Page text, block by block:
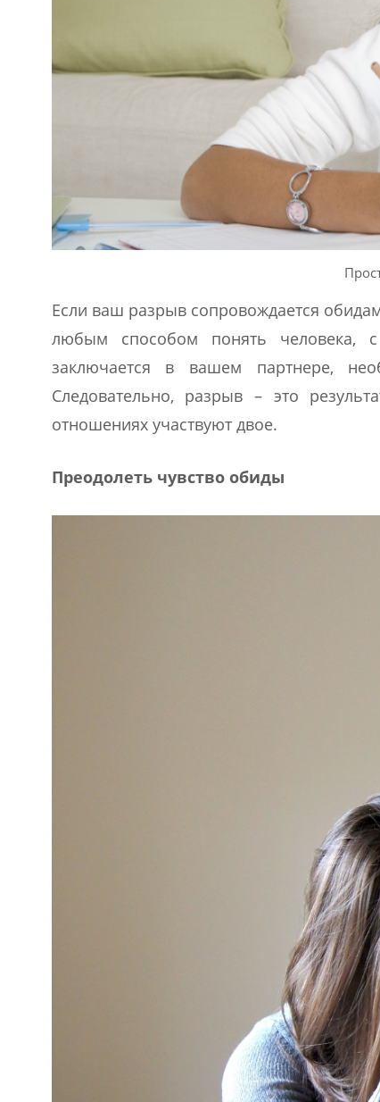
Если ваш разрыв сопровождается
любым способом понять человека,
заключается в вашем партнере,
Следовательно, разрыв – это
отношениях участвуют двое.
Преодолеть чувство обиды